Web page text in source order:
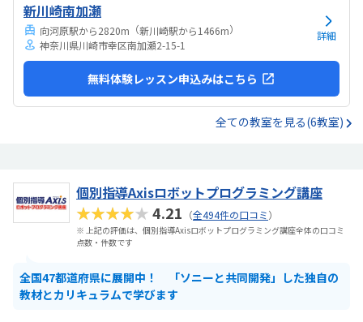
新川崎南加瀬
向河原駅から2820m （新川崎駅から1466m）
神奈川県川崎市幸区南加瀬2-15-1
詳細
無料体験レッスン申込みはこちら
全ての教室を見る(6教室)
個別指導Axisロボットプログラミング講座
★★★★★4.21 （全494件の口コミ）
※ 上記の評価は、個別指導Axisロボットプログラミング講座全体の口コミ
点数・件数です
全国47都道府県に展開中！ 「ソニーと共同開発」した独自の
教材とカリキュラムで学びます